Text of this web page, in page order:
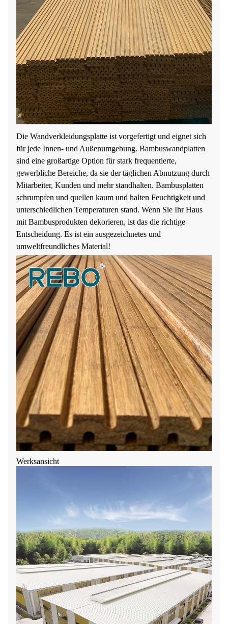
Die Wandverkleidungsplatte ist vorgefertigt und eignet sich
für jede Innen- und Außenumgebung. Bambuswandplatten
sind eine großartige Option für stark frequentierte,
gewerbliche Bereiche, da sie der täglichen Abnutzung durch
Mitarbeiter, Kunden und mehr standhalten. Bambusplatten
schrumpfen und quellen kaum und halten Feuchtigkeit und
unterschiedlichen Temperaturen stand. Wenn Sie Ihr Haus
mit Bambusprodukten dekorieren, ist das die richtige
Entscheidung. Es ist ein ausgezeichnetes und
umweltfreundliches Material!
Werksansicht